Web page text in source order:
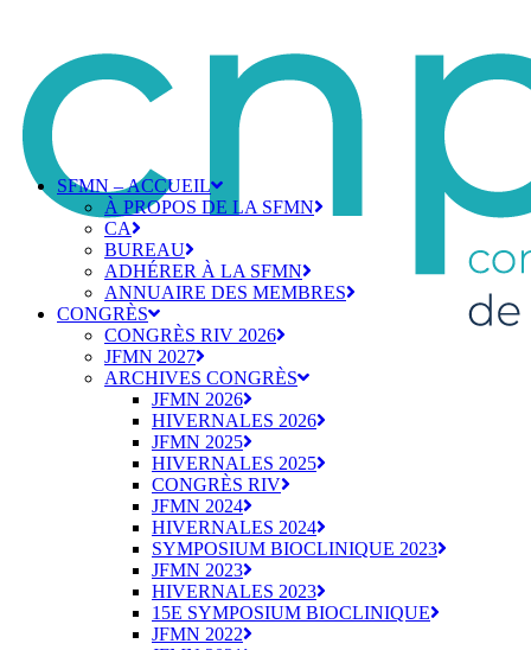
SFMN – ACCUEIL
À PROPOS DE LA SFMN
CA
BUREAU
ADHÉRER À LA SFMN
ANNUAIRE DES MEMBRES
CONGRÈS
CONGRÈS RIV 2026
JFMN 2027
ARCHIVES CONGRÈS
JFMN 2026
HIVERNALES 2026
JFMN 2025
HIVERNALES 2025
CONGRÈS RIV
JFMN 2024
HIVERNALES 2024
SYMPOSIUM BIOCLINIQUE 2023
JFMN 2023
HIVERNALES 2023
15E SYMPOSIUM BIOCLINIQUE
JFMN 2022